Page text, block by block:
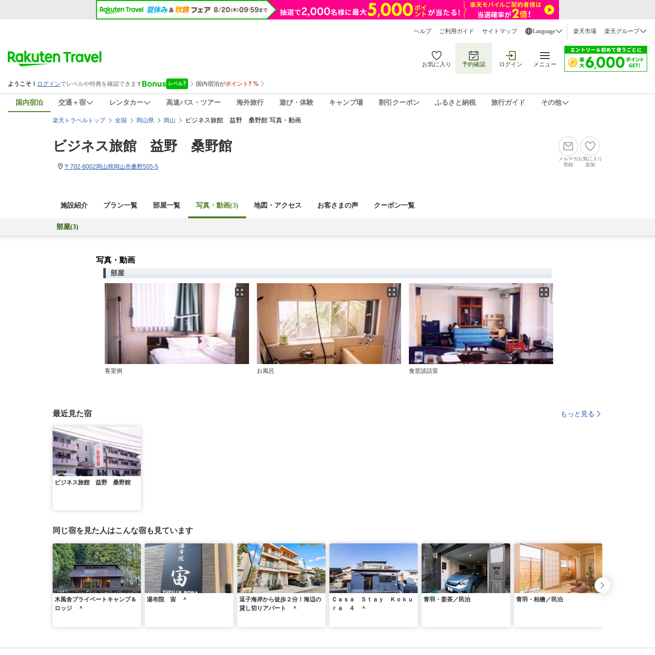
ヘルプ ご利用ガイド サイトマップ Language 楽天市場 楽天グループ
お気に入り 予約確認 ログイン メニュー
国内宿泊 交通＋宿 レンタカー 高速バス・ツアー 海外旅行 遊び・体験 キャンプ場 割引クーポン ふるさと納税 旅行ガイド その他
楽天トラベルトップ 全国 岡山県 岡山 ビジネス旅館 益野 桑野館 写真・動画
ビジネス旅館 益野 桑野館
〒702-8002岡山県岡山市桑野505-5
メルマガ
登録
お気に入り
追加
施設紹介 プラン一覧 部屋一覧 写真・動画(3) 地図・アクセス お客さまの声 クーポン一覧
部屋(3)
写真・動画
部屋
客室例 お風呂 食堂談話室
最近見た宿 もっと見る
ビジネス旅館 益野 桑野館
同じ宿を見た人はこんな宿も見ています
木風舎プライベートキャンプ＆
ロッジ ＾
湯布院 宙 ＾
逗子海岸から徒歩２分！海辺の
貸し切りアパート ＾
Ｃａｓａ Ｓｔａｙ Ｋｏｋｕ
ｒａ ４ ＾
青羽・姜茶／民泊 青羽・柏檐／民泊